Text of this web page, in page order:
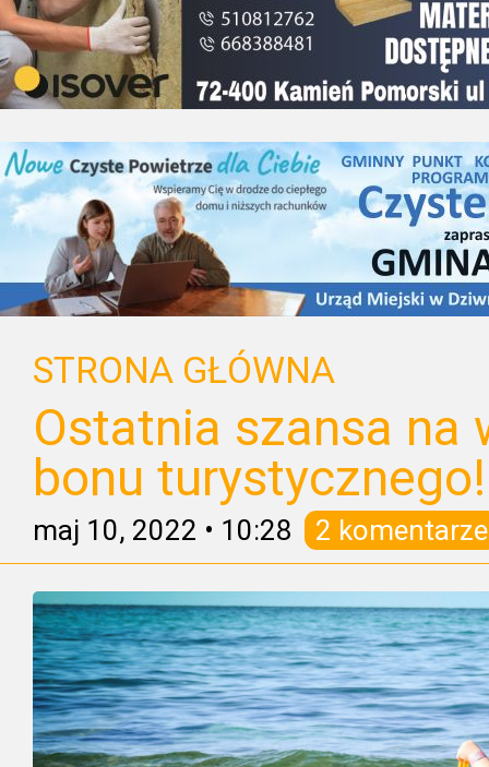
STRONA GŁÓWNA
Ostatnia szansa na
bonu turystycznego!
maj 10, 2022 • 10:28 2 komentarze